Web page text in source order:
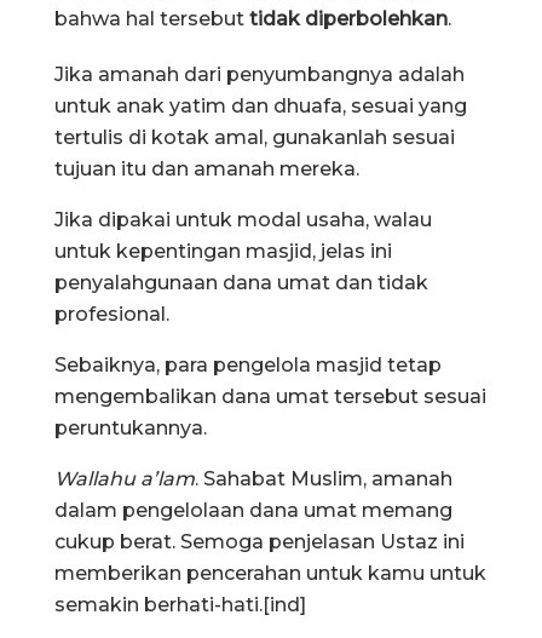
bahwa hal tersebut tidak diperbolehkan.
Jika amanah dari penyumbangnya adalah
untuk anak yatim dan dhuafa, sesuai yang
tertulis di kotak amal, gunakanlah sesuai
tujuan itu dan amanah mereka.
Jika dipakai untuk modal usaha, walau
untuk kepentingan masjid, jelas ini
penyalahgunaan dana umat dan tidak
profesional.
Sebaiknya, para pengelola masjid tetap
mengembalikan dana umat tersebut sesuai
peruntukannya.
Wallahu a’lam. Sahabat Muslim, amanah
dalam pengelolaan dana umat memang
cukup berat. Semoga penjelasan Ustaz ini
memberikan pencerahan untuk kamu untuk
semakin berhati-hati.[ind]